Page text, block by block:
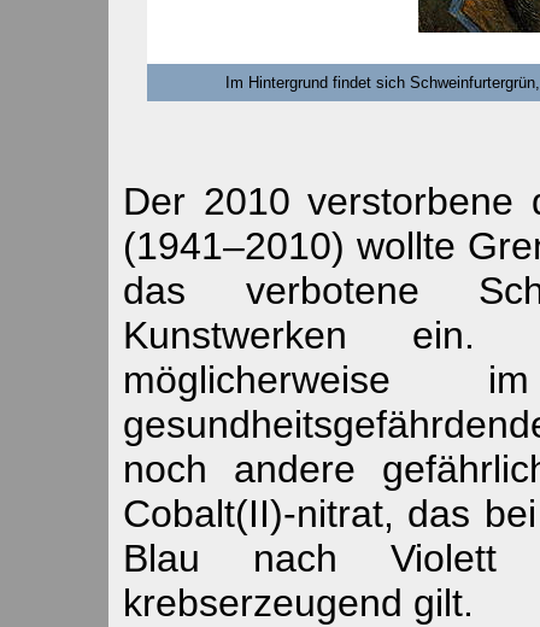
Im Hintergrund findet sich
Der 2010 verstorbene
(1941–2010) wollte
das verbotene
Kunstwerken
möglicherweise
noch andere
Cobalt(II)-nitrat, das
Blau nach
krebserzeugend gilt.